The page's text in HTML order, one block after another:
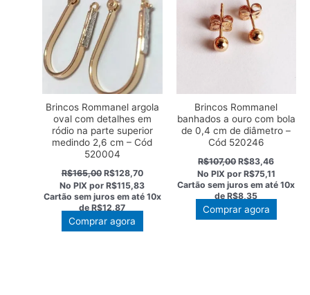
Brincos Rommanel argola
oval com detalhes em
ródio na parte superior
medindo 2,6 cm – Cód
520004
R$165,00 O
preço
original
era:
R$165,00.
R$128,70O
preço
atual
é:
R$128,70.
No PIX porR$115,83
Cartão sem juros em até 10x
de R$12,87
Comprar agora
Brincos Rommanel
banhados a ouro com bola
de 0,4 cm de diâmetro –
Cód 520246
R$107,00O
preço
original
era:
R$107,00.
R$83,46O
preço
atual
é:
No PIX por R$75,11
Cartão sem juros em até10x
de R$8,35
Comprar agora